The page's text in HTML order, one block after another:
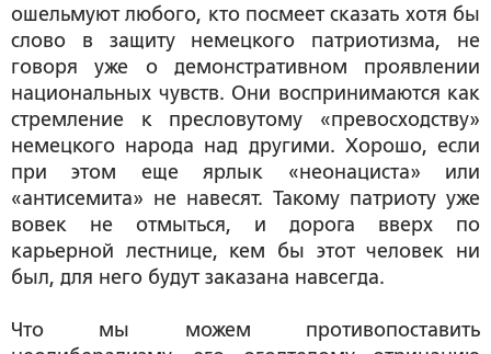
ошельмуют любого, кто посмеет сказать хотя бы
слово в защиту немецкого патриотизма, не
говоря уже о демонстративном проявлении
национальных чувств. Они воспринимаются как
стремление к пресловутому «превосходству»
немецкого народа над другими. Хорошо, если
при этом еще ярлык «неонациста» или
«антисемита» не навесят. Такому патриоту уже
вовек не отмыться, и дорога вверх по
карьерной лестнице, кем бы этот человек ни
был, для него будут заказана навсегда.
Что мы можем противопоставить